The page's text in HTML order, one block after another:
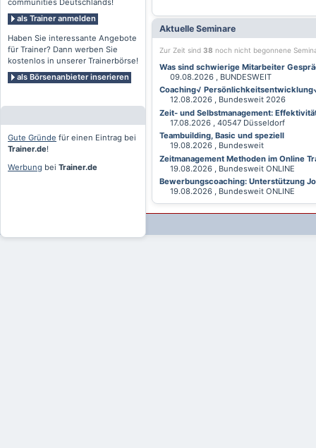
communities Deutschlands!
als Trainer anmelden
Haben Sie interessante Angebote
für Trainer? Dann werben Sie
kostenlos in unserer Trainerbörse!
als Börsenanbieter inserieren
Gute Gründe für einen Eintrag bei
Trainer.de!
Werbung bei Trainer.de
Aktuelle Seminare
Zur Zeit sind 38 noch nicht begonnene
Was sind schwierige Mitarbeiter
09.08.2026 , BUNDESWEIT
Coaching√
12.08.2026 , Bundesweit 2026
Zeit- und Selbstmanagement:
17.08.2026 , 40547 Düsseldorf
Teambuilding, Basic und speziell
19.08.2026 , Bundesweit
Zeitmanagement Methoden im Online
19.08.2026 , Bundesweit ONLINE
Bewerbungscoaching: Unterstützung
19.08.2026 , Bundesweit ONLINE